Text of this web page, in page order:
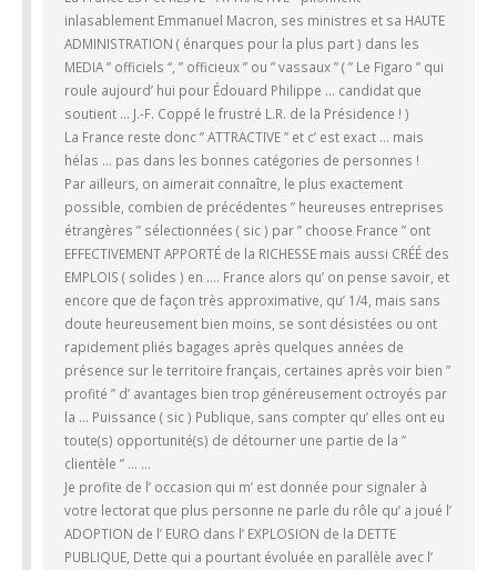
inlasablement Emmanuel Macron, ses ministres et sa HAUTE
ADMINISTRATION ( énarques pour la plus part ) dans les
MEDIA ” officiels “, ” officieux ” ou ” vassaux ” ( ” Le Figaro ” qui
roule aujourd’ hui pour Édouard Philippe … candidat que
soutient … J.-F. Coppé le frustré L.R. de la Présidence ! )
La France reste donc ” ATTRACTIVE ” et c’ est exact … mais
hélas … pas dans les bonnes catégories de personnes !
Par ailleurs, on aimerait connaître, le plus exactement
possible, combien de précédentes ” heureuses entreprises
étrangères ” sélectionnées ( sic ) par ” choose France ” ont
EFFECTIVEMENT APPORTÉ de la RICHESSE mais aussi CRÉÉ des
EMPLOIS ( solides ) en …. France alors qu’ on pense savoir, et
encore que de façon très approximative, qu’ 1/4, mais sans
doute heureusement bien moins, se sont désistées ou ont
rapidement pliés bagages après quelques années de
présence sur le territoire français, certaines après voir bien ”
profité ” d’ avantages bien trop généreusement octroyés par
la … Puissance ( sic ) Publique, sans compter qu’ elles ont eu
toute(s) opportunité(s) de détourner une partie de la ”
clientèle ” … …
Je profite de l’ occasion qui m’ est donnée pour signaler à
votre lectorat que plus personne ne parle du rôle qu’ a joué l’
ADOPTION de l’ EURO dans l’ EXPLOSION de la DETTE
PUBLIQUE, Dette qui a pourtant évoluée en parallèle avec l’